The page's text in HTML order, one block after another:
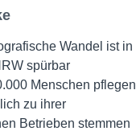
Wandel ist in
spürbar
Menschen pflegen
zu ihrer
Betrieben stemmen